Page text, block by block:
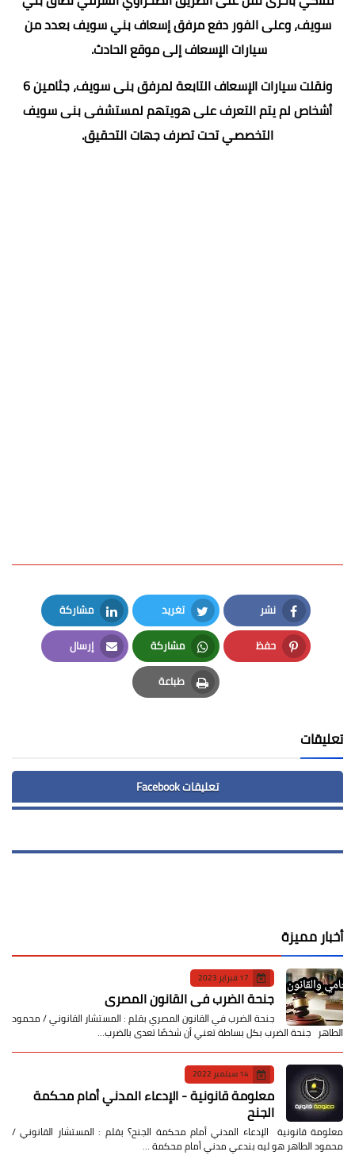
سويف، وعلى الفور دفع مرفق إسعاف بني سويف بعدد من
سيارات الإسعاف إلى موقع الحادث.
ونقلت سيارات الإسعاف التابعة لمرفق بنى سويف، جثامين 6
أشخاص لم يتم التعرف على هويتهم لمستشفى بنى سويف
التخصصي تحت تصرف جهات التحقيق.
نشر
Facebook
تغريد
Twitter
مشاركة
LinkedIn
حفظ
Pinterest
مشاركة
Whatsapp
إرسال
Email
طباعة
Print
تعليقات
تعليقات Facebook
أخبار مميزة
17 فبراير 2023
جنحة الضرب في القانون المصري
جنحة الضرب في القانون المصري بقلم : المستشار القانوني / محمود
الطاهر جنحة الضرب بكل بساطة تعني أن شخصًا تعدى بالضرب…
14 سبتمبر 2022
معلومة قانونية - الإدعاء المدني أمام محكمة
الجنح
معلومة قانونية الإدعاء المدني أمام محكمة الجنح؟ بقلم : المستشار القانوني /
محمود الطاهر هو ليه بندعي مدني أمام محكمة …